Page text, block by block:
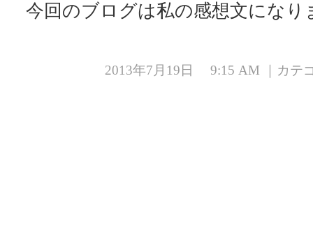
今回のブログは私の感想文になり
2013年7月19日 9:15 AM ｜カテ